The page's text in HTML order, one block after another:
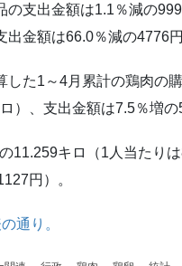
の支出金額は1.1％減の
金額は66.0％減の4776円
した1～4月累計の鶏肉の
）、支出金額は7.5％増
11.259キロ（1人当たり
円）。
通り。